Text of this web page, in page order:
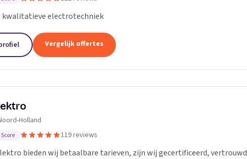
kwalitatieve electrotechniek
Vergelijk offertes
Holland
119 reviews
bieden wij betaalbare tarieven, zijn wij gecertificeerd, vertrouwd